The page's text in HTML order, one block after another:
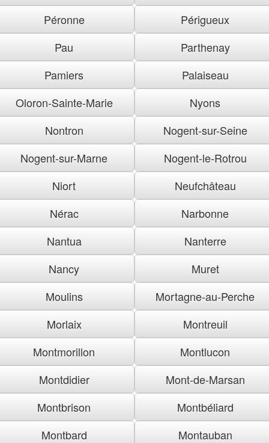
Péronne
Périgueux
Pau
Parthenay
Pamiers
Palaiseau
Oloron-Sainte-Marie
Nyons
Nontron
Nogent-sur-Seine
Nogent-sur-Marne
Nogent-le-Rotrou
Niort
Neufchâteau
Nérac
Narbonne
Nantua
Nanterre
Nancy
Muret
Moulins
Mortagne-au-Perche
Morlaix
Montreuil
Montmorillon
Montlucon
Montdidier
Mont-de-Marsan
Montbrison
Montbéliard
Montbard
Montauban